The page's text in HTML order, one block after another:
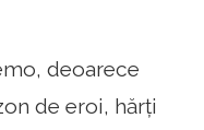
deoarece
de eroi, hărți